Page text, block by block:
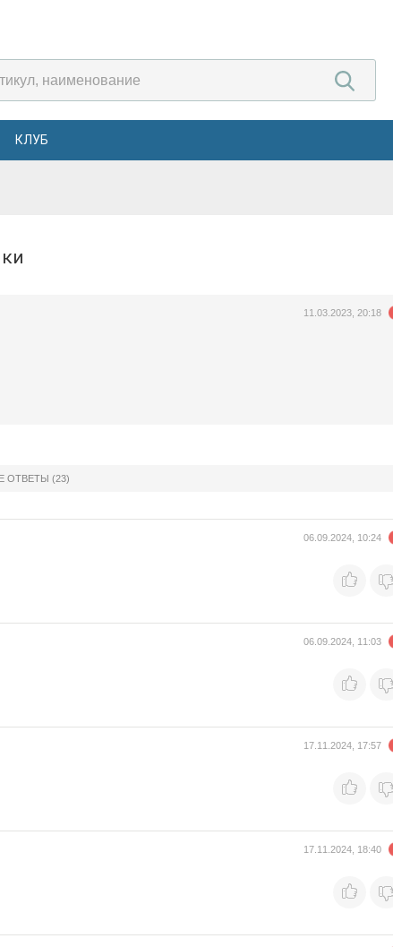
КЛУБ
11.03.2023, 20:18
ОТВЕТЫ (23)
06.09.2024, 10:24
06.09.2024, 11:03
17.11.2024, 17:57
17.11.2024, 18:40